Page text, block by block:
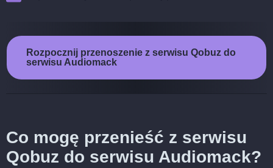
Rozpocznij przenoszenie z serwisu Qobuz do
serwisu Audiomack
Co mogę przenieść z serwisu
Qobuz do serwisu Audiomack?